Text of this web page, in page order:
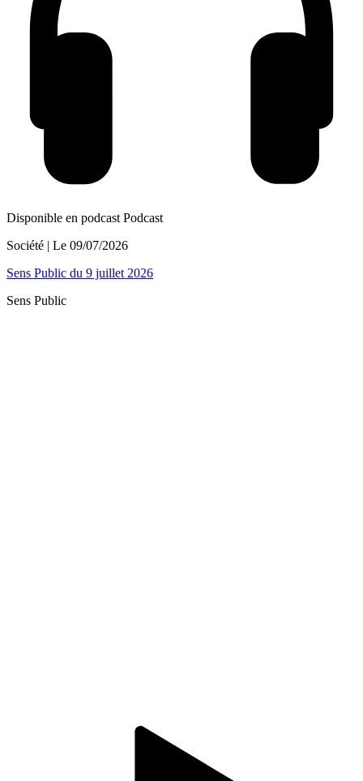
Disponible en podcast Podcast
Société | Le 09/07/2026
Sens Public du 9 juillet 2026
Sens Public